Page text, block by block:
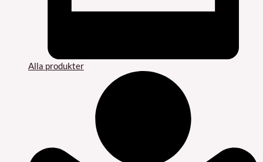
Alla produkter